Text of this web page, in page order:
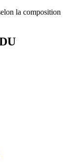
la composition